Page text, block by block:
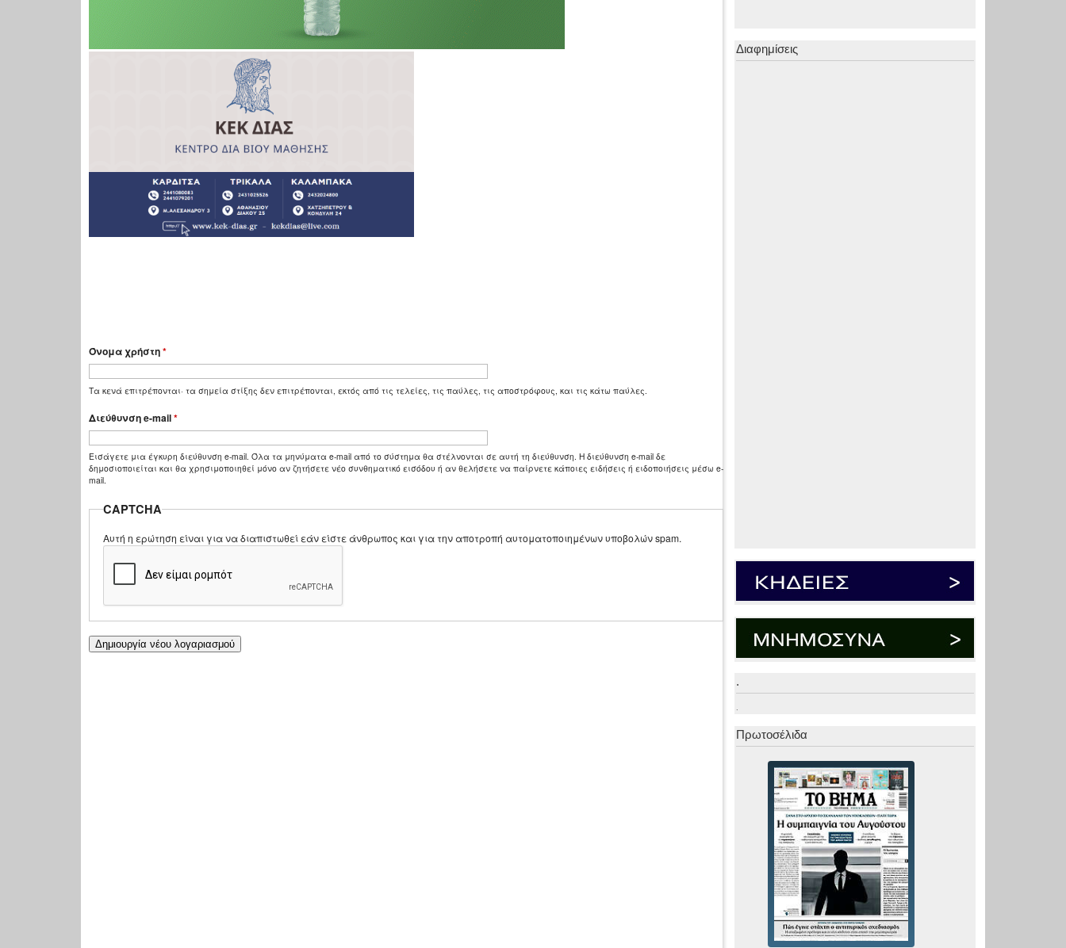
Όνομα χρήστη*
Τα κενά επιτρέπονται· τα σημεία στίξης δεν επιτρέπονται, εκτός από τις τελείες, τις παύλες, τις αποστρόφους, και τις κάτω παύλες.
Διεύθυνση e-mail*
Εισάγετε μια έγκυρη διεύθυνση e-mail. Όλα τα μηνύματα e-mail από το σύστημα θα στέλνονται σε αυτή τη διεύθυνση. Η διεύθυνση e-mail δε
δημοσιοποιείται και θα χρησιμοποιηθεί μόνο αν ζητήσετε νέο συνθηματικό εισόδου ή αν θελήσετε να παίρνετε κάποιες ειδήσεις ή ειδοποιήσεις μέσω e-
mail.
CAPTCHA
Αυτή η ερώτηση είναι για να διαπιστωθεί εάν είστε άνθρωπος και για την αποτροπή αυτοματοποιημένων υποβολών spam.
Διαφημίσεις
.
.
Πρωτοσέλιδα